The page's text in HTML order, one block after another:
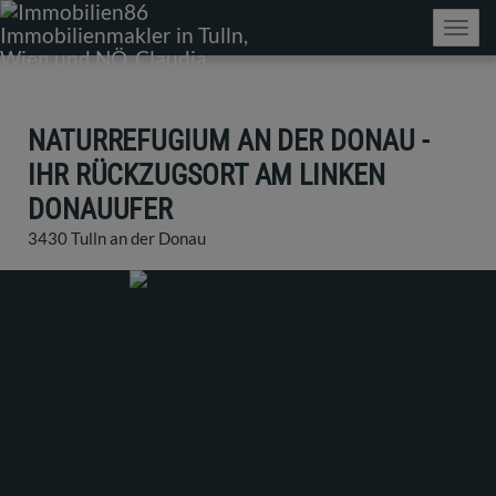
NATURREFUGIUM AN DER DONAU -
IHR RÜCKZUGSORT AM LINKEN
DONAUUFER
3430 Tulln an der Donau